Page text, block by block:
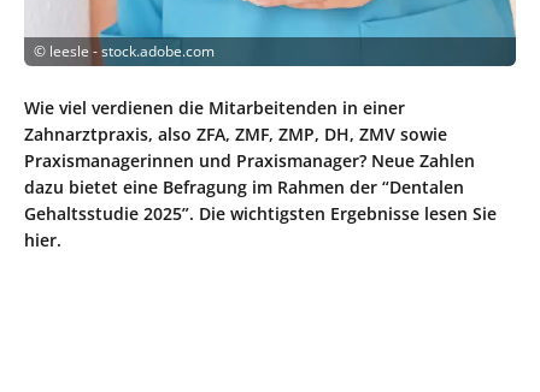
© leesle - stock.adobe.com
Wie viel verdienen die Mitarbeitenden in einer
Zahnarztpraxis, also ZFA, ZMF, ZMP, DH, ZMV sowie
Praxismanagerinnen und Praxismanager? Neue Zahlen
dazu bietet eine Befragung im Rahmen der “Dentalen
Gehaltsstudie 2025”. Die wichtigsten Ergebnisse lesen Sie
hier.